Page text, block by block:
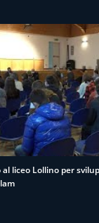
liceo Lollino per